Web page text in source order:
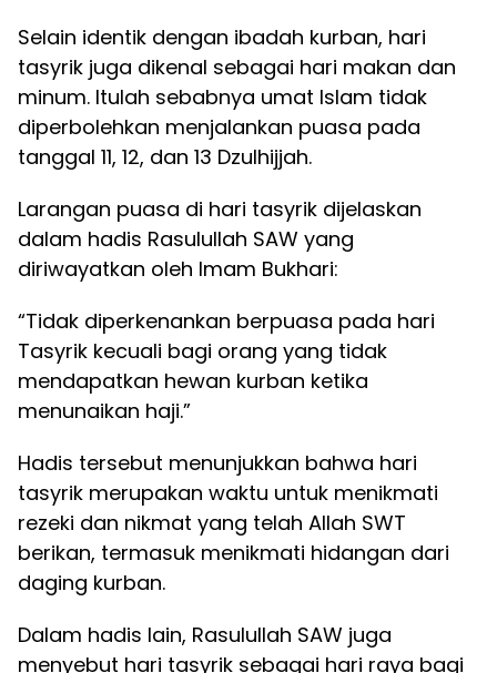
Selain identik dengan ibadah kurban, hari
tasyrik juga dikenal sebagai hari makan dan
minum. Itulah sebabnya umat Islam tidak
diperbolehkan menjalankan puasa pada
tanggal 11, 12, dan 13 Dzulhijjah.
Larangan puasa di hari tasyrik dijelaskan
dalam hadis Rasulullah SAW yang
diriwayatkan oleh Imam Bukhari:
“Tidak diperkenankan berpuasa pada hari
Tasyrik kecuali bagi orang yang tidak
mendapatkan hewan kurban ketika
menunaikan haji.”
Hadis tersebut menunjukkan bahwa hari
tasyrik merupakan waktu untuk menikmati
rezeki dan nikmat yang telah Allah SWT
berikan, termasuk menikmati hidangan dari
daging kurban.
Dalam hadis lain, Rasulullah SAW juga
menyebut hari tasyrik sebagai hari raya bagi